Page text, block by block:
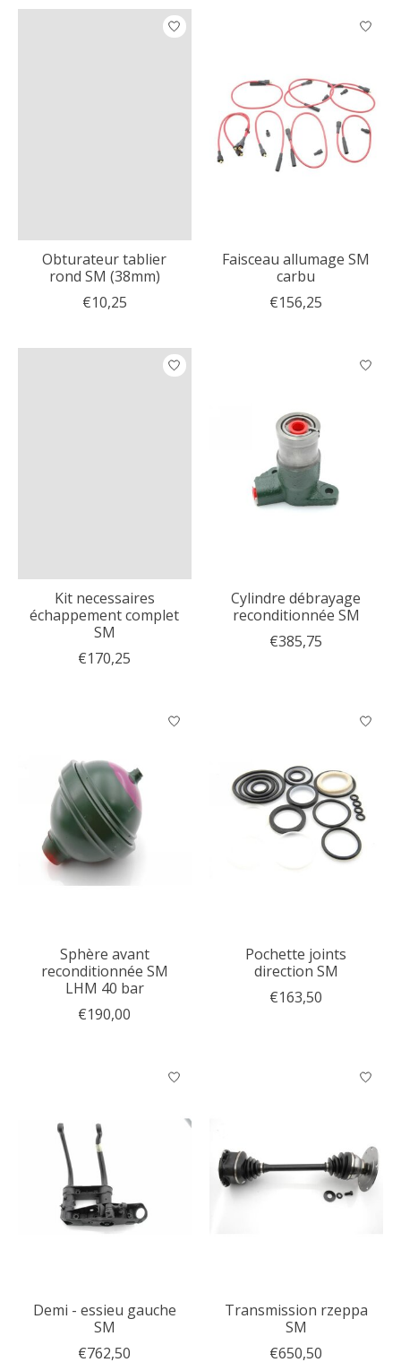
Obturateur tablier
rond SM (38mm)
€10,25
Faisceau allumage SM
carbu
€156,25
Kit necessaires
échappement complet
SM
€170,25
Cylindre débrayage
reconditionnée SM
€385,75
Sphère avant
reconditionnée SM
LHM 40 bar
€190,00
Pochette joints
direction SM
€163,50
Demi - essieu gauche
SM
€762,50
Transmission rzeppa
SM
€650,50